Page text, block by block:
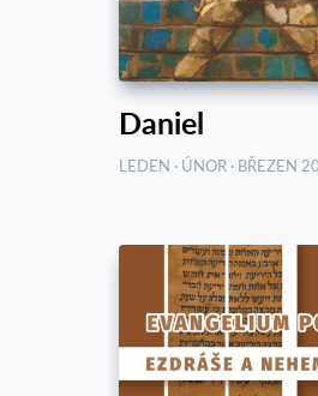
Daniel
LEDEN · ÚNOR · BŘEZEN